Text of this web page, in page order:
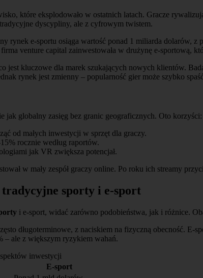
które eksplodowało w ostatnich latach. Gracze
dyscypliny, ale z cyfrowym twistem.
rynek e-sportu osiąga wartość ponad 1 miliarda dolarów,
venture capital zainwestowała w drużynę e-sportową,
jest kluczowe dla marek szukających nowych klientów.
rynek jest zmienny – popularność gier może szybko
jak globalny zasięg bez granic geograficznych. Oto korzyści:
od małych inwestycji w sprzęt dla graczy.
rocznie według raportów.
jak VR zwiększa potencjał.
w mały zespół graczy online. Po roku ich streamy
sporty i e-sport
i e-sport, widać zarówno podobieństwa, jak i różnice.
długoterminowe, z naciskiem na fizyczną obecność.
– ale z większym ryzykiem wahań.
inwestycji
E-sport